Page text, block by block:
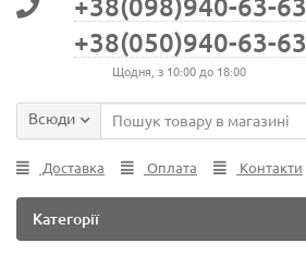
+38(098)940-63-63
+38(050)940-63-63
Щодня, з 10:00 до 18:00
Всюди
Доставка Оплата Контакти
Категорії